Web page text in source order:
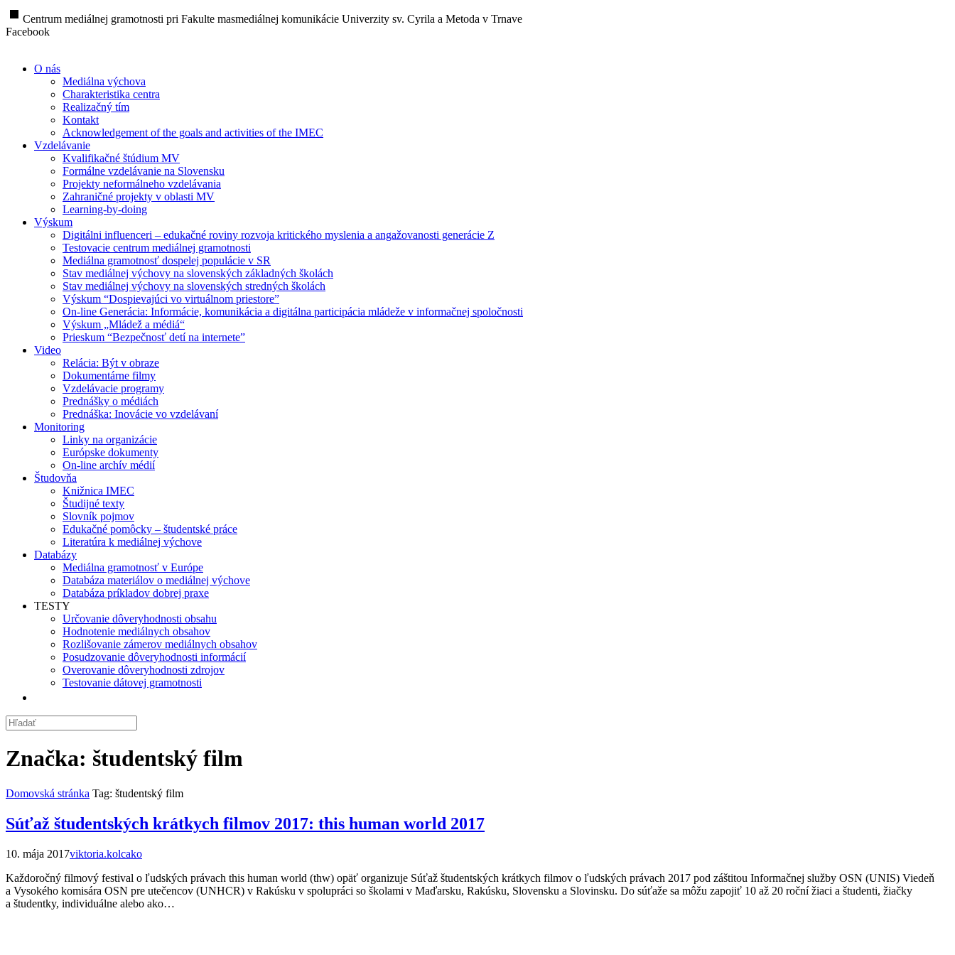
stop Centrum mediálnej gramotnosti pri Fakulte masmediálnej komunikácie Univerzity sv. Cyrila a Metoda v Trnave
Facebook
O nás
Mediálna výchova
Charakteristika centra
Realizačný tím
Kontakt
Acknowledgement of the goals and activities of the IMEC
Vzdelávanie
Kvalifikačné štúdium MV
Formálne vzdelávanie na Slovensku
Projekty neformálneho vzdelávania
Zahraničné projekty v oblasti MV
Learning-by-doing
Výskum
Digitálni influenceri – edukačné roviny rozvoja kritického myslenia a angažovanosti generácie Z
Testovacie centrum mediálnej gramotnosti
Mediálna gramotnosť dospelej populácie v SR
Stav mediálnej výchovy na slovenských základných školách
Stav mediálnej výchovy na slovenských stredných školách
Výskum “Dospievajúci vo virtuálnom priestore”
On-line Generácia: Informácie, komunikácia a digitálna participácia mládeže v informačnej spoločnosti
Výskum „Mládež a médiá“
Prieskum “Bezpečnosť detí na internete”
Video
Relácia: Být v obraze
Dokumentárne filmy
Vzdelávacie programy
Prednášky o médiách
Prednáška: Inovácie vo vzdelávaní
Monitoring
Linky na organizácie
Európske dokumenty
On-line archív médií
Študovňa
Knižnica IMEC
Študijné texty
Slovník pojmov
Edukačné pomôcky – študentské práce
Literatúra k mediálnej výchove
Databázy
Mediálna gramotnosť v Európe
Databáza materiálov o mediálnej výchove
Databáza príkladov dobrej praxe
TESTY
Určovanie dôveryhodnosti obsahu
Hodnotenie mediálnych obsahov
Rozlišovanie zámerov mediálnych obsahov
Posudzovanie dôveryhodnosti informácií
Overovanie dôveryhodnosti zdrojov
Testovanie dátovej gramotnosti
Značka: študentský film
Domovská stránka Tag: študentský film
Súťaž študentských krátkych filmov 2017: this human world 2017
10. mája 2017viktoria.kolcako
Každoročný filmový festival o ľudských právach this human world (thw) opäť organizuje Súťaž študentských krátkych filmov o ľudských právach 2017 pod záštitou Informačnej služby OSN (UNIS) Viedeň
a Vysokého komisára OSN pre utečencov (UNHCR) v Rakúsku v spolupráci so školami v Maďarsku, Rakúsku, Slovensku a Slovinsku. Do súťaže sa môžu zapojiť 10 až 20 roční žiaci a študenti, žiačky
a študentky, individuálne alebo ako…